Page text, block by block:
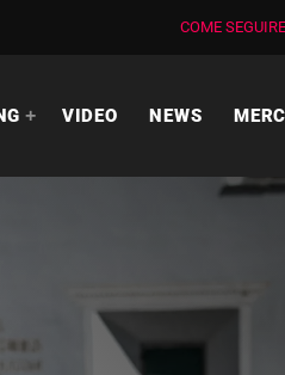
COME
VIDEO NEWS